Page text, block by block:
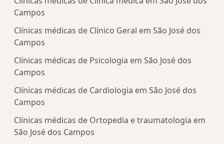
Campos
Clínicas médicas de Clínico Geral em São José dos
Campos
Clínicas médicas de Psicologia em São José dos
Campos
Clínicas médicas de Cardiologia em São José dos
Campos
Clínicas médicas de Ortopedia e traumatologia em
São José dos Campos